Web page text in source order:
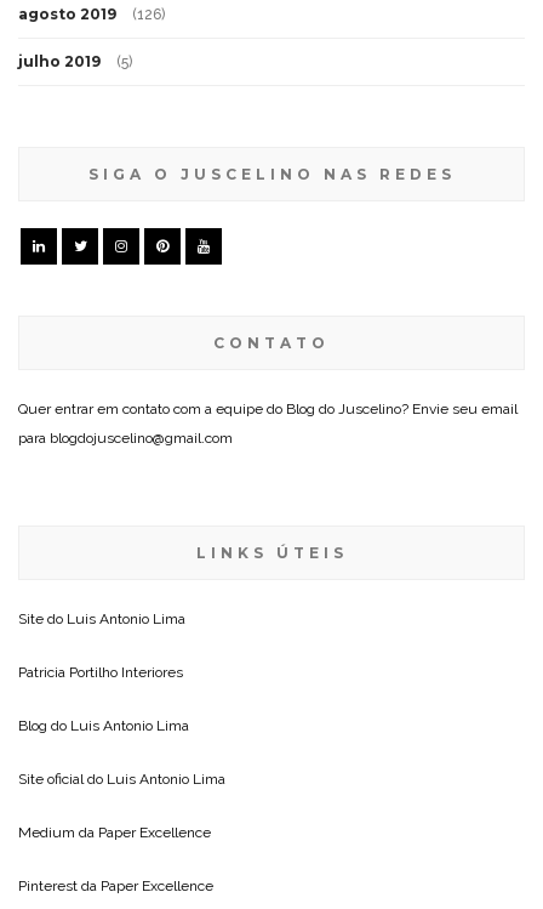
agosto 2019 (126)
julho 2019 (5)
SIGA O JUSCELINO NAS REDES
CONTATO
Quer entrar em contato com a equipe do Blog do Juscelino? Envie seu email
para blogdojuscelino@gmail.com
LINKS ÚTEIS
Site do Luis Antonio Lima
Patricia Portilho Interiores
Blog do Luis Antonio Lima
Site oficial do Luis Antonio Lima
Medium da Paper Excellence
Pinterest da Paper Excellence